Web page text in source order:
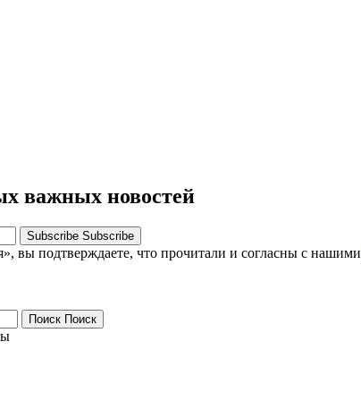
важных новостей
Subscribe Subscribe
вы подтверждаете, что прочитали и согласны с нашими
Поиск Поиск